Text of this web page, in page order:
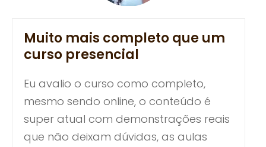
Muito mais completo que um
curso presencial
Eu avalio o curso como completo,
mesmo sendo online, o conteúdo é
super atual com demonstrações reais
que não deixam dúvidas, as aulas